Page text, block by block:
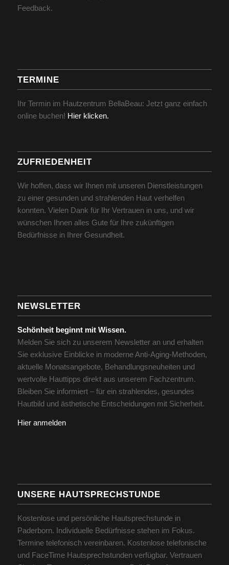
Feedback.
TERMINE
Ihr Termin im Hautzentrum BellaBeau: Jetzt ganz einfach
online buchen! Hier klicken.
ZUFRIEDENHEIT
Wir hoffen, dass wir Ihnen mit unseren Dienstleistungen
zu einer gesunden und strahlenden Haut verhelfen
konnten. Vielen Dank für Ihr Vertrauen in uns, und wir
wünschen Ihnen alles Gute für Ihre zukünftigen
Bedürfnisse in Ihrer Gesundheit.
NEWSLETTER
Schönheit beginnt mit Wissen.
Melden Sie sich zu unserem Newsletter an und erhalten
Sie exklusive Einblicke in moderne Anti-Aging-Methoden,
aktuelle Monatsangebote, Behandlungsneuheiten und
wertvolle Hauttipps direkt aus unserem Fachzentrum.
Bleiben Sie informiert – für ein strahlendes, gesundes
Hautbild und ästhetische Entscheidungen mit Sicherheit.
Hier anmelden
UNSERE HAUTSPRECHSTUNDE
Kostenlose und persönliche Hautsprechstunde in
Paderborn. Individuelle Bedürfnisse stehen im Fokus.
Termine telefonisch vereinbaren. Kostenlose telefonische
und FaceTime Hautsprechstunden verfügbar. Vertrauen